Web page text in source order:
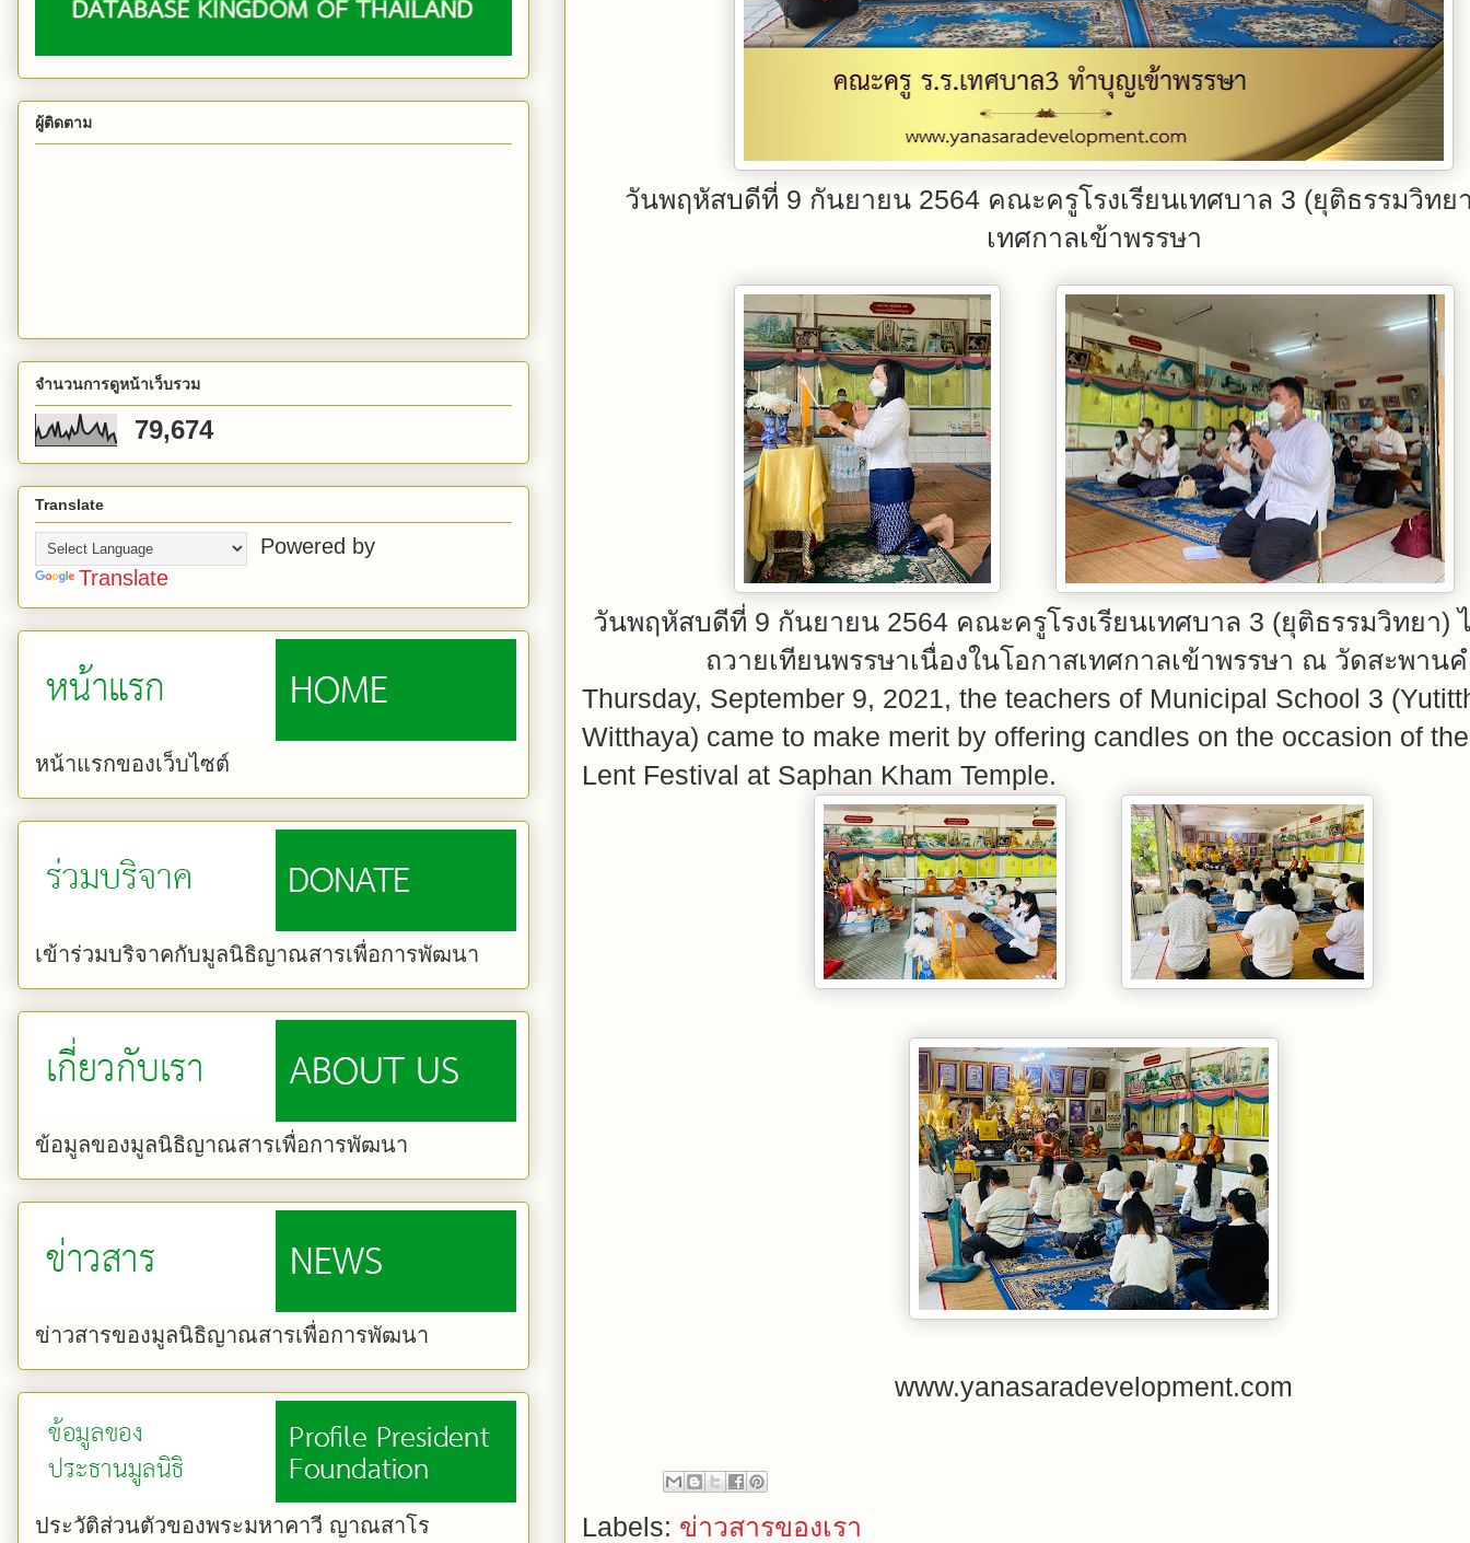
วันพฤหัสบดีที่ 9 กันยายน 2564 คณะครูโรงเรียนเทศบาล 3 (ยุติธรรมวิท
เทศกาลเข้าพรรษา
วันพฤหัสบดีที่ 9 กันยายน 2564 คณะครูโรงเรียนเทศบาล 3 (ยุติธรรมวิทยา)
ถวายเทียนพรรษาเนื่องในโอกาสเทศกาลเข้าพรรษา ณ วัดสะพาน
Thursday, September 9, 2021, the teachers of Municipal School 3
Witthaya) came to make merit by offering candles on the occasion of
Lent Festival at Saphan Kham Temple.
www.yanasaradevelopment.com
Labels: ข่าวสารของเรา
ผู้ติดตาม
จำนวนการดูหน้าเว็บรวม
79,674
Translate
Powered by
Translate
หน้าแรกของเว็บไซต์
เข้าร่วมบริจาคกับมูลนิธิญาณสารเพื่อการพัฒนา
ข้อมูลของมูลนิธิญาณสารเพื่อการพัฒนา
ข่าวสารของมูลนิธิญาณสารเพื่อการพัฒนา
ประวัติส่วนตัวของพระมหาคาวี ญาณสาโร